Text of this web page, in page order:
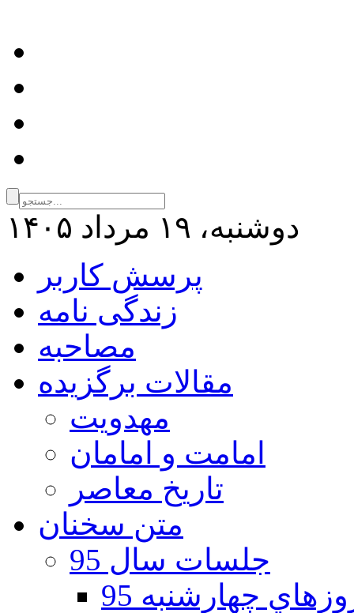
دوشنبه، ۱۹ مرداد ۱۴۰۵
پرسش کاربر
زندگی نامه
مصاحبه
مقالات برگزیده
مهدویت
امامت و امامان
تاریخ معاصر
متن سخنان
جلسات سال 95
چهارشنبه 95